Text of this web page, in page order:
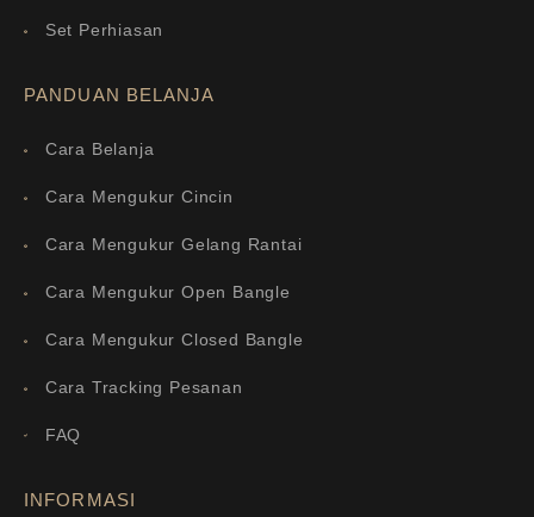
Set Perhiasan
PANDUAN BELANJA
Cara Belanja
Cara Mengukur Cincin
Cara Mengukur Gelang Rantai
Cara Mengukur Open Bangle
Cara Mengukur Closed Bangle
Cara Tracking Pesanan
FAQ
INFORMASI